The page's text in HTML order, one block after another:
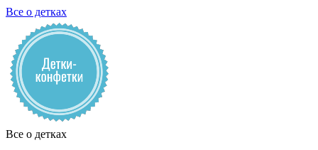
Все о детках
Все о детках